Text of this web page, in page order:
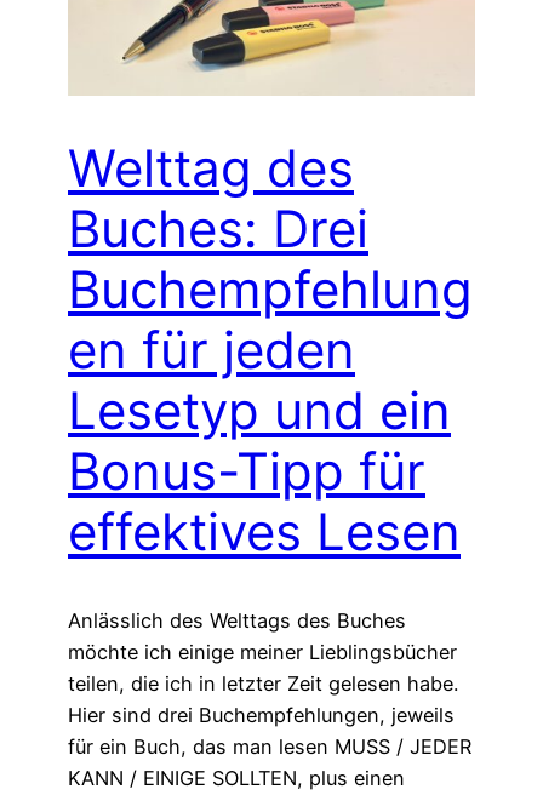
Welttag des
Buches: Drei
Buchempfehlung
en für jeden
Lesetyp und ein
Bonus-Tipp für
effektives Lesen
Anlässlich des Welttags des Buches
möchte ich einige meiner Lieblingsbücher
teilen, die ich in letzter Zeit gelesen habe.
Hier sind drei Buchempfehlungen, jeweils
für ein Buch, das man lesen MUSS / JEDER
KANN / EINIGE SOLLTEN, plus einen